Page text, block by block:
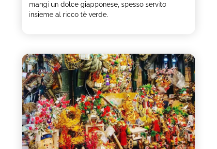
mangi un dolce giapponese, spesso servito
insieme al ricco tè verde.